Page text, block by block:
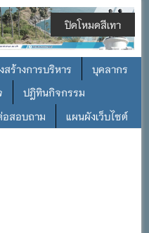
สร้างการบริหาร
บุคลากร
ปฎิทินกิจกรรม
อสอบถาม แผนผังเว็บไซต์
ปิดโหมดสีเทา